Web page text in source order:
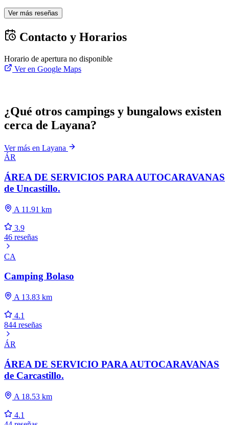
Ver más reseñas
Contacto y Horarios
Horario de apertura no disponible
Ver en Google Maps
¿Qué otros campings y bungalows existen
cerca de Layana?
Ver más en Layana
ÁR
ÁREA DE SERVICIOS PARA AUTOCARAVANAS
de Uncastillo.
A 11.91 km
3.9
46 reseñas
CA
Camping Bolaso
A 13.83 km
4.1
844 reseñas
ÁR
ÁREA DE SERVICIO PARA AUTOCARAVANAS
de Carcastillo.
A 18.53 km
4.1